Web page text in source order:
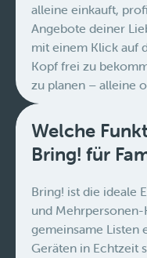
alleine einkauft,
Angebote deiner
mit einem Klick auf
Kopf frei zu
zu planen – alleine
Welche
Bring! für
Bring! ist die ideale
und
gemeinsame Listen
Geräten in Echtzeit